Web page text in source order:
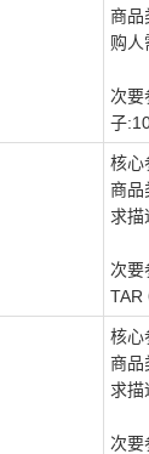
商品
购人
次要
子
核心
商品
求描
次要
TAR
核心
商品
求描
次要